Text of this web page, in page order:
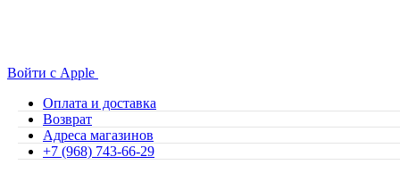
Войти с Apple
Оплата и доставка
Возврат
Адреса магазинов
+7 (968) 743-66-29